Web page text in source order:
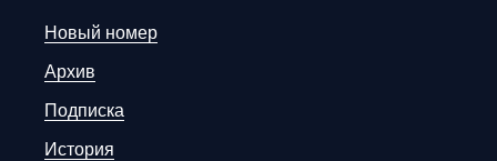
Новый номер
Архив
Подписка
История